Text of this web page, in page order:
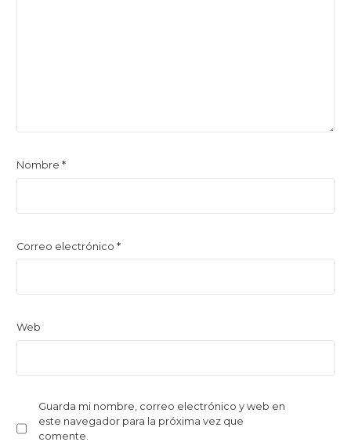
Nombre*
Correo electrónico*
Web
Guarda mi nombre, correo electrónico y web en
este navegador para la próxima vez que
comente.